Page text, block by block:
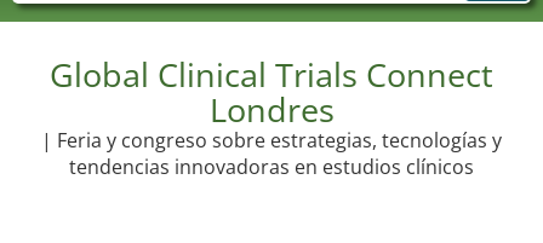
Global Clinical Trials Connect
Londres
| Feria y congreso sobre estrategias, tecnologías y
tendencias innovadoras en estudios clínicos
Nombres de ferias Países
Ciudades
Sectores de proveedor de servicios